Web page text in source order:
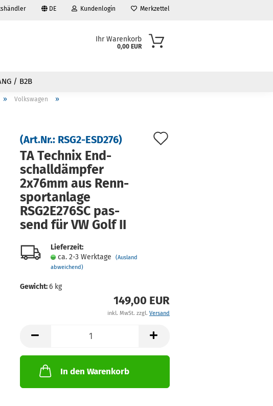
DE Kundenlogin
vergessen?
Merkzettel
Ihr Warenkorb
0,00 EUR
/ B2B
» Volkswagen »
(Art.Nr.: RSG2-ESD276)
TA Tech­nix End­
schall­dämp­fer
2x76mm aus Renn­
sport­an­la­ge
RSG2E276SC pas­
send für VW Golf II
Lieferzeit:
ca. 2-3 Werktage
(Ausland
abweichend)
Gewicht:6kg
149,00 EUR
inkl. MwSt. zzgl. Versand
In den Warenkorb